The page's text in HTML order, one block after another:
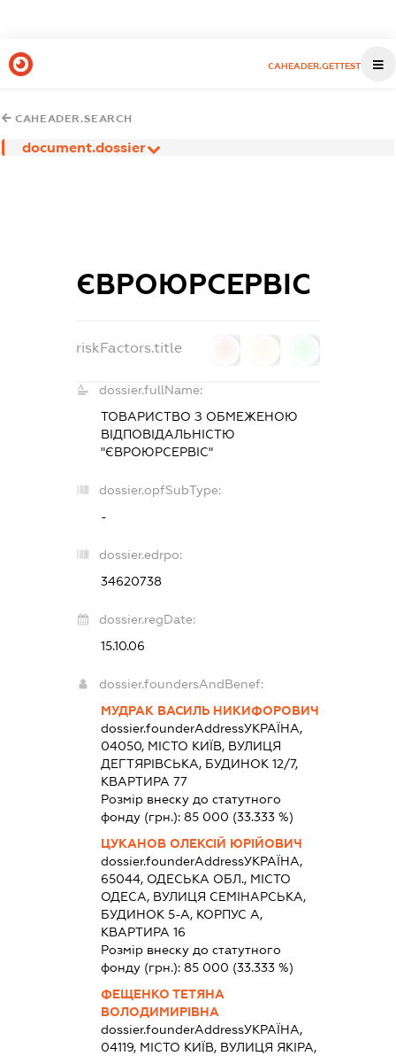
CAHEADER.GETTEST
CAHEADER.SEARCH
document.dossier
ЄВРОЮРСЕРВІС
riskFactors.title
dossier.fullName:
ТОВАРИСТВО З ОБМЕЖЕНОЮ
ВІДПОВІДАЛЬНІСТЮ
"ЄВРОЮРСЕРВІС"
dossier.opfSubType:
-
dossier.edrpo:
34620738
dossier.regDate:
15.10.06
dossier.foundersAndBenef:
МУДРАК ВАСИЛЬ НИКИФОРОВИЧ
dossier.founderAddressУКРАЇНА,
04050, МІСТО КИЇВ, ВУЛИЦЯ
ДЕГТЯРІВСЬКА, БУДИНОК 12/7,
КВАРТИРА 77
Розмір внеску до статутного
фонду (грн.): 85 000 (33.333 %)
ЦУКАНОВ ОЛЕКСІЙ ЮРІЙОВИЧ
dossier.founderAddressУКРАЇНА,
65044, ОДЕСЬКА ОБЛ., МІСТО
ОДЕСА, ВУЛИЦЯ СЕМІНАРСЬКА,
БУДИНОК 5-А, КОРПУС А,
КВАРТИРА 16
Розмір внеску до статутного
фонду (грн.): 85 000 (33.333 %)
ФЕЩЕНКО ТЕТЯНА
ВОЛОДИМИРІВНА
dossier.founderAddressУКРАЇНА,
04119, МІСТО КИЇВ, ВУЛИЦЯ ЯКІРА,